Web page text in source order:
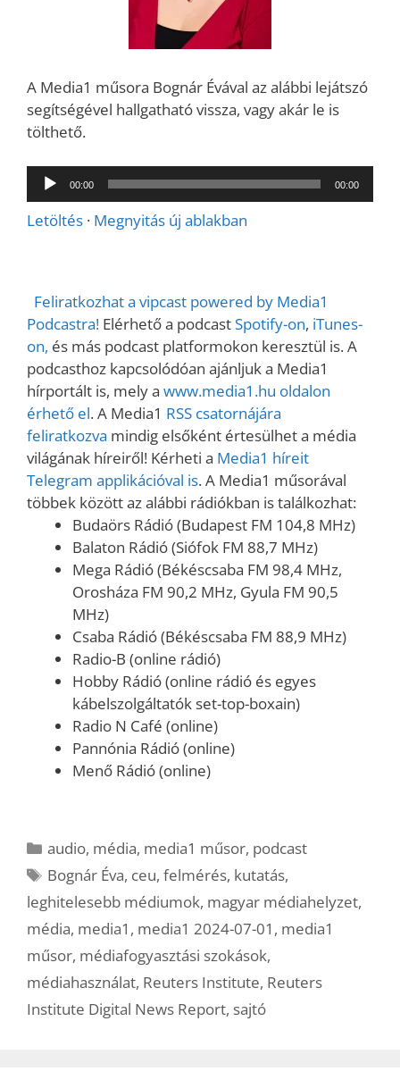
A Media1 műsora Bognár Évával az alábbi lejátszó
segítségével hallgatható vissza, vagy akár le is
tölthető.
Audió
lejátszó
00:00 00:00
Letöltés · Megnyitás új ablakban
Feliratkozhat a vipcast powered by Media1
Podcastra! Elérhető a podcastSpotify-on, iTunes-
on, és más podcast platformokon keresztül is. A
podcasthoz kapcsolódóan ajánljuk a Media1
hírportált is, mely a www.media1.hu oldalon
érhető el. A Media1 RSS csatornájára
feliratkozva mindig elsőként értesülhet a média
világának híreiről! Kérheti a Media1 híreit
Telegram applikációval is. A Media1 műsorával
többek között az alábbi rádiókban is találkozhat:
Budaörs Rádió (Budapest FM 104,8 MHz)
Balaton Rádió (Siófok FM 88,7 MHz)
Mega Rádió (Békéscsaba FM 98,4 MHz,
Orosháza FM 90,2 MHz, Gyula FM 90,5
MHz)
Csaba Rádió (Békéscsaba FM 88,9 MHz)
Radio-B (online rádió)
Hobby Rádió (online rádió és egyes
kábelszolgáltatók set-top-boxain)
Radio N Café (online)
Pannónia Rádió (online)
Menő Rádió (online)
Kategória
audio, média, media1 műsor, podcast
Címkék
Bognár Éva, ceu,felmérés, kutatás,
leghitelesebb médiumok, magyar médiahelyzet,
média, media1 , media1 2024-07-01 , media1
műsor, médiafogyasztási szokások,
médiahasználat, Reuters Institute, Reuters
Institute Digital News Report, sajtó